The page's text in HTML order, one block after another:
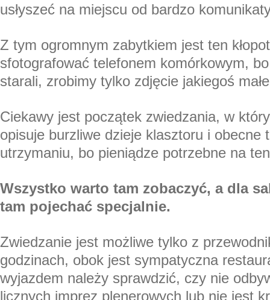
usłyszeć na miejscu od bardzo
Z tym ogromnym zabytkiem jest ten
sfotografować telefonem komórkowym,
starali, zrobimy tylko zdjęcie jakiegoś
Ciekawy jest początek zwiedzania, w
opisuje burzliwe dzieje klasztoru i obecne
utrzymaniu, bo pieniądze potrzebne na
Wszystko warto tam zobaczyć, a dla
tam pojechać specjalnie.
Zwiedzanie jest możliwe tylko z
godzinach, obok jest sympatyczna
wyjazdem należy sprawdzić, czy nie
licznych imprez plenerowych lub nie jest